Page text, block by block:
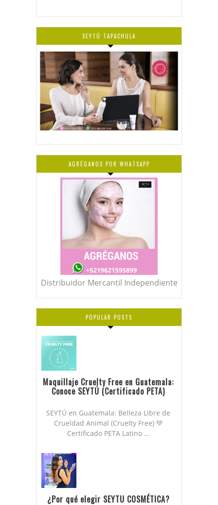
SEYTÚ TAPACHULA
AGRÉGANOS POR WHATSAPP
Distribuidor Mercantil Independiente
POPULAR POSTS
Maquillaje Cruelty Free en Guatemala:
Conoce SEYTÚ (Certificado PETA)
SEYTÚ en Guatemala: Belleza Libre de
Crueldad Animal (Cruelty Free) 💚
Certificado PETA Latino ...
¿Por qué elegir SEYTU COSMÉTICA?